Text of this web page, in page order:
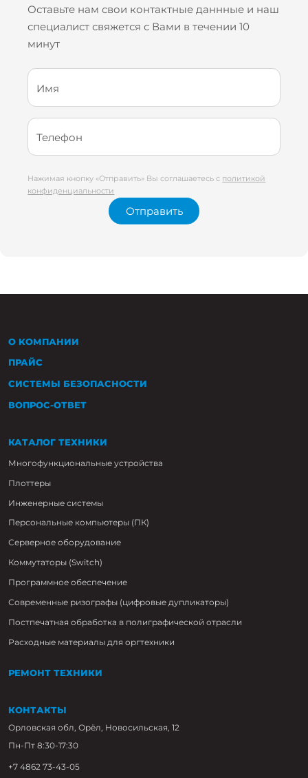
Оставьте нам свои контактные даннные и наш
специалист свяжется с Вами в течении 10
минут
Имя
Телефон
Нажимая кнопку «Отправить» Вы соглашаетесь с политикой
конфиденциальности
Отправить
О КОМПАНИИ
ПРАЙС
СИСТЕМЫ БЕЗОПАСНОСТИ
ВОПРОС-ОТВЕТ
КАТАЛОГ ТЕХНИКИ
Многофункциональные устройства
Плоттеры
Инженерные системы
Персональные компьютеры (ПК)
Серверное оборудование
Коммутаторы (Switch)
Программное обеспечение
Современные ризографы (цифровые дупликаторы)
Постпечатная обработка в полиграфической отрасли
Расходные материалы для оргтехники
РЕМОНТ ТЕХНИКИ
КОНТАКТЫ
Орловская обл, Орёл, Новосильская, 12
Пн-Пт 8:30-17:30
+7 4862 73-43-05